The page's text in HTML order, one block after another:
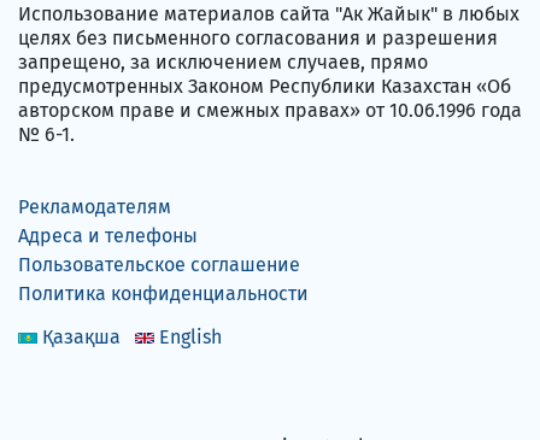
Использование материалов сайта "Ак Жайык" в любых
целях без письменного согласования и разрешения
запрещено, за исключением случаев, прямо
предусмотренных Законом Республики Казахстан «Об
авторском праве и смежных правах» от 10.06.1996 года
№ 6-1.
Рекламодателям
Адреса и телефоны
Пользовательское соглашение
Политика конфиденциальности
Қазақша
English